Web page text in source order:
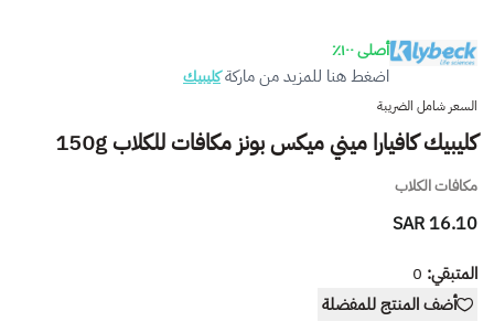
أصلى ١٠٠٪
اضغط هنا للمزيد من ماركةكليبيك
السعر شامل الضريبة
كليبيك كافيارا ميني ميكس بونز مكافات للكلاب 150g
مكافات الكلاب
16.10 SAR
المتبقي: 0
أضف المنتج للمفضلة